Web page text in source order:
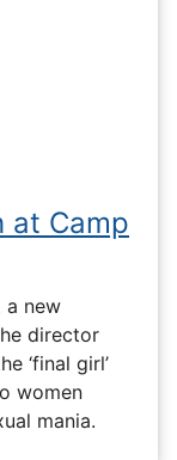
at Camp
a new
director
‘final girl’
women
mania.